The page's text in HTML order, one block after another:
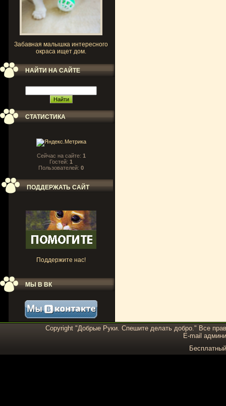
Забавная малышка интересного
окраса ищет дом.
НАЙТИ НА САЙТЕ
СТАТИСТИКА
Сейчас на сайте: 1
Гостей: 1
Пользователей: 0
ПОДДЕРЖАТЬ САЙТ
Поддержите нас!
МЫ В ВК
Copyright "Добрые Руки. Спешите делать добро." Все
E-mail